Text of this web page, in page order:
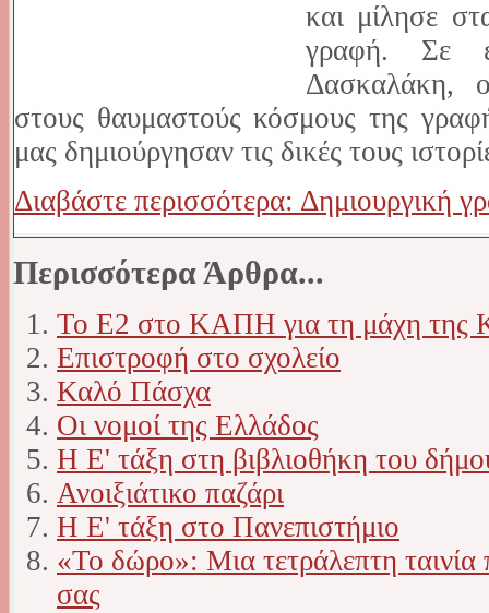
και μίλησε
γραφή. Σε
Δασκαλάκη,
στους θαυμαστούς κόσμους της
μας δημιούργησαν τις δικές τους
Διαβάστε περισσότερα: Δημιουργική
Περισσότερα Άρθρα...
Το Ε2 στο ΚΑΠΗ για τη μάχη της
Επιστροφή στο σχολείο
Καλό Πάσχα
Οι νομοί της Ελλάδος
Η Ε' τάξη στη βιβλιοθήκη του
Ανοιξιάτικο παζάρι
Η Ε' τάξη στο Πανεπιστήμιο
«Το δώρο»: Μια τετράλεπτη ταινία
σας